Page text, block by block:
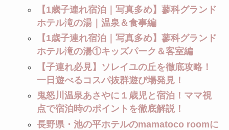
【1歳子連れ宿泊｜写真多め】蓼科グランド
ホテル滝の湯｜温泉＆食事編
【1歳子連れ宿泊｜写真多め】蓼科グランド
ホテル滝の湯①キッズパーク＆客室編
【子連れ必見】ソレイユの丘を徹底攻略！
一日遊べるコスパ抜群遊び場発見！
鬼怒川温泉あさやに１歳児と宿泊！ママ視
点で宿泊時のポイントを徹底解説！
長野県・池の平ホテルのmamatoco roomに